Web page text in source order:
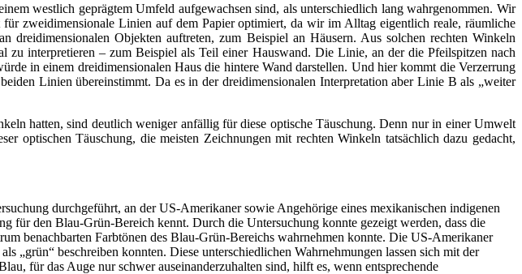
westlich geprägtem Umfeld aufgewachsen sind, als unterschiedlich lang wahrgenommen. Wir
zweidimensionale Linien auf dem Papier optimiert, da wir im Alltag eigentlich reale, räumliche
Objekten auftreten, zum Beispiel an Häusern. Aus solchen rechten Winkeln
zu interpretieren – zum Beispiel als Teil einer Hauswand. Die Linie, an der die Pfeilspitzen nach
in einem dreidimensionalen Haus die hintere Wand darstellen. Und hier kommt die Verzerrung
Linien übereinstimmt. Da es in der dreidimensionalen Interpretation aber Linie B als „weiter
hatten, sind deutlich weniger anfällig für diese optische Täuschung. Denn nur in einer Umwelt
optischen Täuschung, die meisten Zeichnungen mit rechten Winkeln tatsächlich dazu gedacht,
durchgeführt, an der US-Amerikaner sowie Angehörige eines mexikanischen indigenen
für den Blau-Grün-Bereich kennt. Durch die Untersuchung konnte gezeigt werden, dass die
benachbarten Farbtönen des Blau-Grün-Bereichs wahrnehmen konnte. Die US-Amerikaner
„grün“ beschreiben konnten. Diese unterschiedlichen Wahrnehmungen lassen sich mit der
für das Auge nur schwer auseinanderzuhalten sind, hilft es, wenn entsprechende